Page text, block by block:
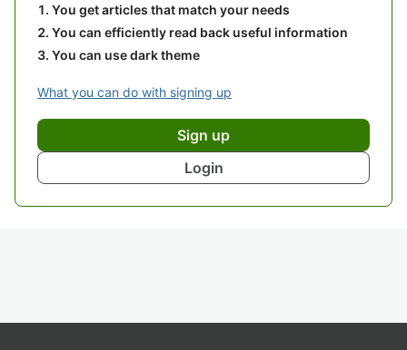
You get articles that match your needs
You can efficiently read back useful information
You can use dark theme
What you can do with signing up
Sign up
Login